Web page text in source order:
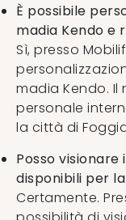
È possibile
madia Kendo e
Sì, presso
madia Kendo.
personale
la città di
Posso
disponibili per
Certamente.